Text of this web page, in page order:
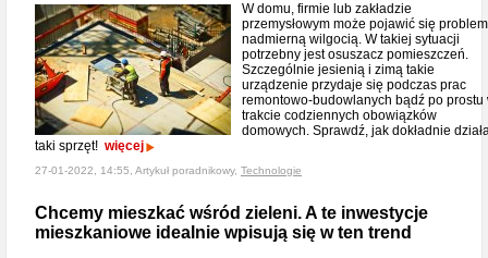
W domu, firmie lub zakładzie
przemysłowym może pojawić się
nadmierną wilgocią. W takiej sytuacji
potrzebny jest osuszacz pomieszczeń.
Szczególnie jesienią i zimą takie
urządzenie przydaje się podczas prac
remontowo-budowlanych bądź po prostu
trakcie codziennych obowiązków
domowych. Sprawdź, jak dokładnie
taki sprzęt! więcej
27-01-2022, 14:55, Artykuł poradnikowy, Technologie
Chcemy mieszkać wśród zieleni. A te inwestycje
mieszkaniowe idealnie wpisują się w ten trend